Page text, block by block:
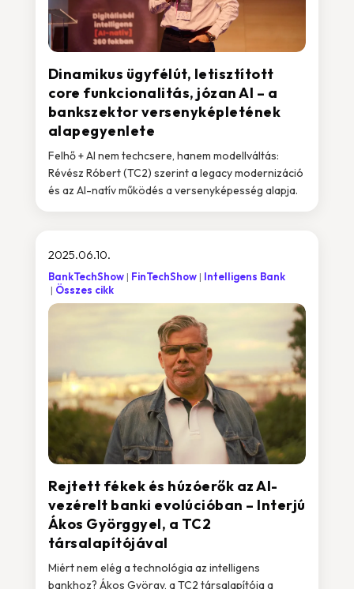
Dinamikus ügyfélút, letisztított
core funkcionalitás, józan AI – a
bankszektor versenyképletének
alapegyenlete
Felhő + AI nem techcsere, hanem modellváltás:
Révész Róbert (TC2) szerint a legacy modernizáció
és az AI-natív működés a versenyképesség alapja.
Rejtett fékek és húzóerők az AI-
vezérelt banki evolúcióban – Interjú
Ákos Györggyel, a TC2
társalapítójával
2025.06.10.
BankTechShow FinTechShow
Intelligens Bank
Összes cikk
Miért nem elég a technológia az intelligens
bankhoz? Ákos György, a TC2 társalapítója a